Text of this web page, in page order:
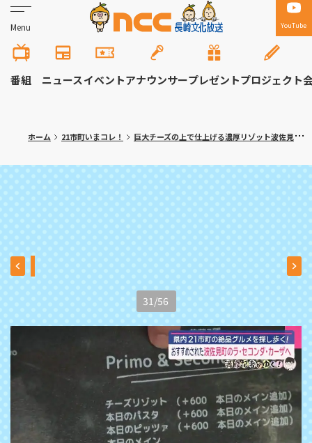
Menu YouTube
番組 ニュースイベントアナウンサープレゼントプロジェクト
ホーム 21市町いまコレ！ 巨大チーズの上で仕上げる濃厚リゾット波佐見町「ラ・セコンダ・カーザ」〈満腹記者がゆく⑬〉
31/56